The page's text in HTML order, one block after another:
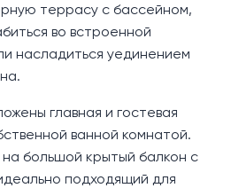
террасу с бассейном,
во встроенной
насладиться уединением
главная и гостевая
ванной комнатой.
большой крытый балкон с
подходящий для